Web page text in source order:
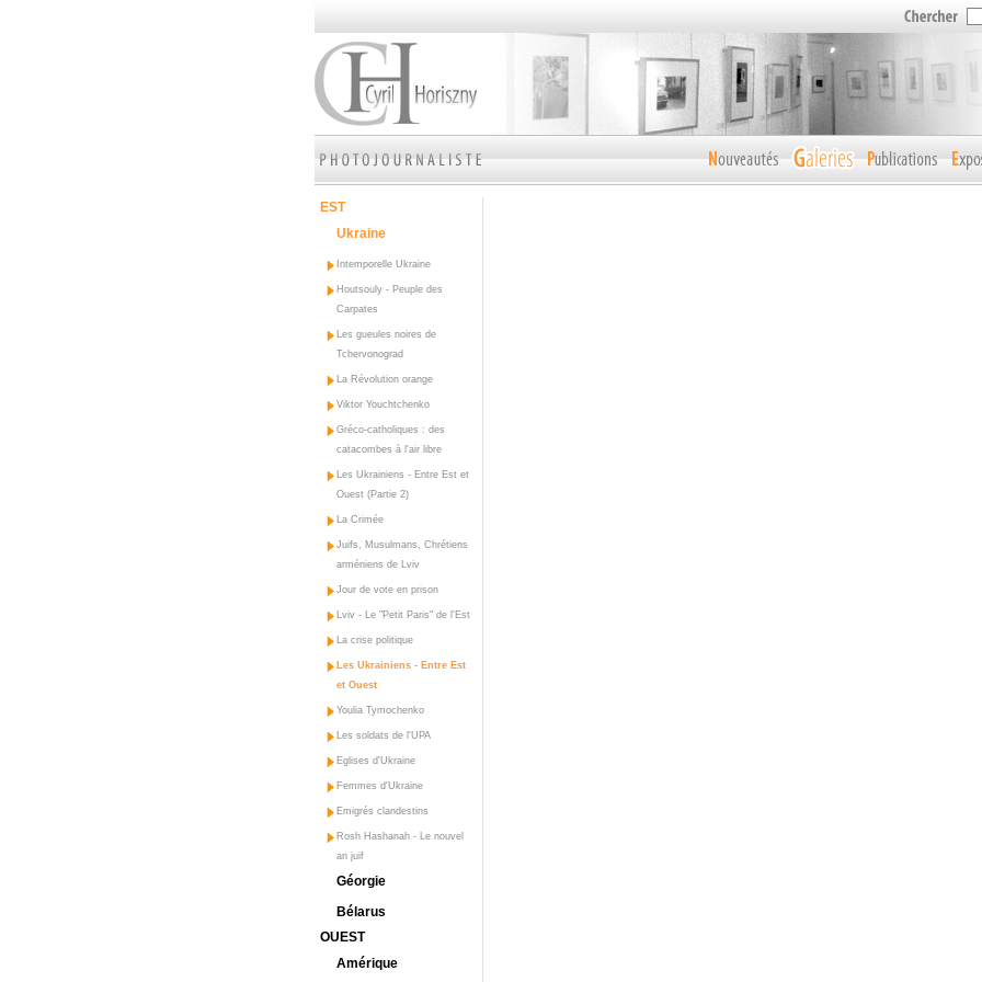
EST
Ukraine
Intemporelle Ukraine
Houtsouly - Peuple des
Carpates
Les gueules noires de
Tchervonograd
La Révolution orange
Viktor Youchtchenko
Gréco-catholiques : des
catacombes à l'air libre
Les Ukrainiens - Entre Est et
Ouest (Partie 2)
La Crimée
Juifs, Musulmans, Chrétiens
arméniens de Lviv
Jour de vote en prison
Lviv - Le "Petit Paris" de l'Est
La crise politique
Les Ukrainiens - Entre Est
et Ouest
Youlia Tymochenko
Les soldats de l'UPA
Eglises d'Ukraine
Femmes d'Ukraine
Emigrés clandestins
Rosh Hashanah - Le nouvel
an juif
Géorgie
Bélarus
OUEST
Amérique